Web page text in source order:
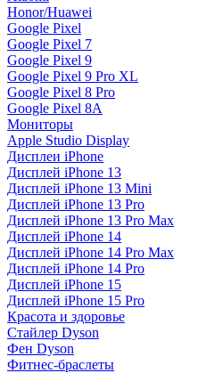
Honor/Huawei
Google Pixel
Google Pixel 7
Google Pixel 9
Google Pixel 9 Pro XL
Google Pixel 8 Pro
Google Pixel 8A
Мониторы
Apple Studio Display
Дисплеи iPhone
Дисплей iPhone 13
Дисплей iPhone 13 Mini
Дисплей iPhone 13 Pro
Дисплей iPhone 13 Pro Max
Дисплей iPhone 14
Дисплей iPhone 14 Pro Max
Дисплей iPhone 14 Pro
Дисплей iPhone 15
Дисплей iPhone 15 Pro
Красота и здоровье
Стайлер Dyson
Фен Dyson
Фитнес-браслеты